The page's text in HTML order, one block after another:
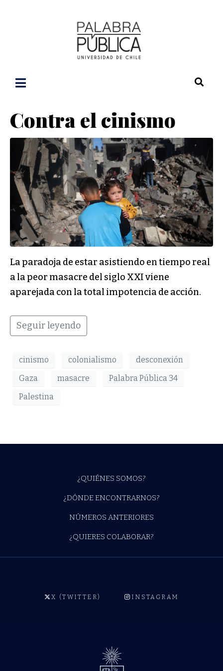
Contra el cinismo
La paradoja de estar asistiendo en tiempo real
a la peor masacre del siglo XXI viene
aparejada con la total impotencia de acción.
Seguir leyendo
cinismo colonialismo
desconexión
Gaza
masacre
Palabra Pública 34
Palestina
¿QUIÉNES SOMOS?
¿DÓNDE ENCONTRARNOS?
NÚMEROS ANTERIORES
¿QUIERES COLABORAR?
X (TWITTER) INSTAGRAM